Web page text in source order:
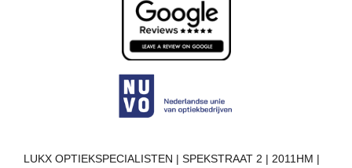
LUKX OPTIEKSPECIALISTEN | SPEKSTRAAT 2 | 2011HM |